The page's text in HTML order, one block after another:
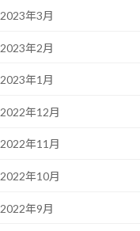
2023年3月
2023年2月
2023年1月
2022年12月
2022年11月
2022年10月
2022年9月